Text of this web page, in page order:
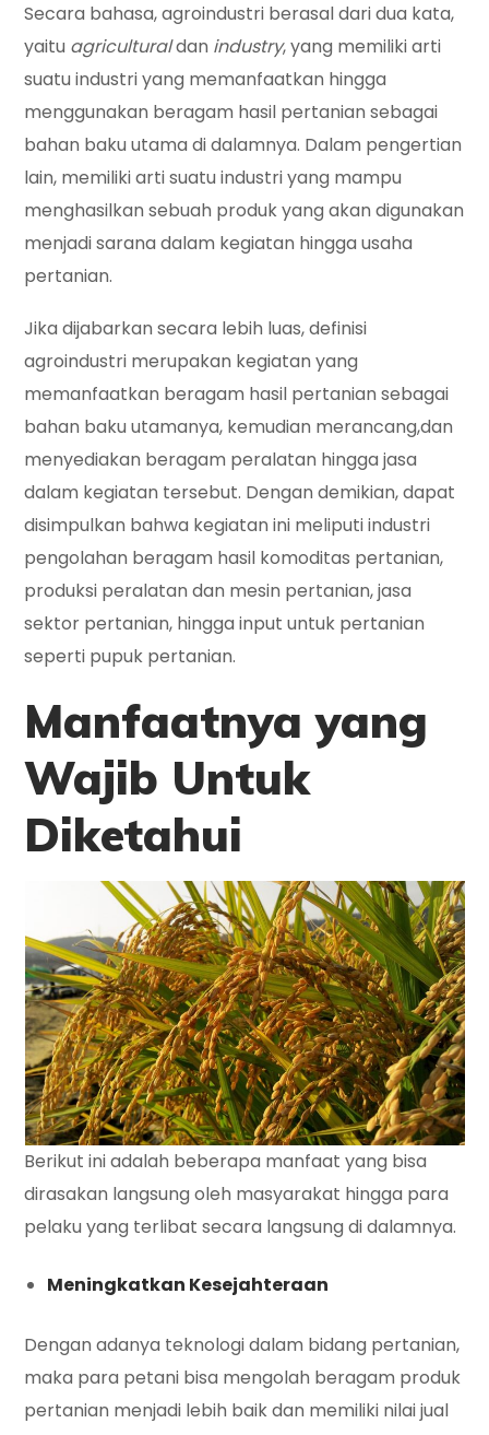
Secara bahasa, agroindustri berasal dari dua kata,
yaitu agriculturaldan industry, yang memiliki arti
suatu industri yang memanfaatkan hingga
menggunakan beragam hasil pertanian sebagai
bahan baku utama di dalamnya. Dalam pengertian
lain, memiliki arti suatu industri yang mampu
menghasilkan sebuah produk yang akan digunakan
menjadi sarana dalam kegiatan hingga usaha
pertanian.
Jika dijabarkan secara lebih luas, definisi
agroindustri merupakan kegiatan yang
memanfaatkan beragam hasil pertanian sebagai
bahan baku utamanya, kemudian merancang,dan
menyediakan beragam peralatan hingga jasa
dalam kegiatan tersebut. Dengan demikian, dapat
disimpulkan bahwa kegiatan ini meliputi industri
pengolahan beragam hasil komoditas pertanian,
produksi peralatan dan mesin pertanian, jasa
sektor pertanian, hingga input untuk pertanian
seperti pupuk pertanian.
Manfaatnya yang
Wajib Untuk
Diketahui
Berikut ini adalah beberapa manfaat yang bisa
dirasakan langsung oleh masyarakat hingga para
pelaku yang terlibat secara langsung di dalamnya.
Meningkatkan Kesejahteraan
Dengan adanya teknologi dalam bidang pertanian,
maka para petani bisa mengolah beragam produk
pertanian menjadi lebih baik dan memiliki nilai jual